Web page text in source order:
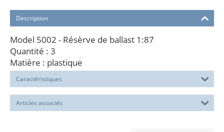
Description
Model 5002 - Résèrve de ballast 1:87
Quantité : 3
Matière : plastique
Caractéristiques
Articles associés